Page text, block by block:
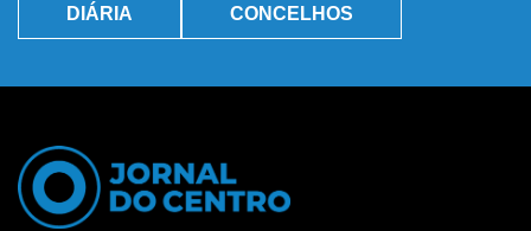
DIÁRIA CONCELHOS